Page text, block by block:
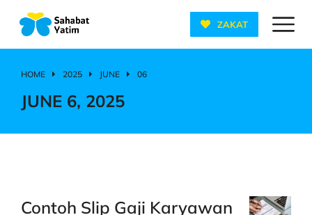
ZAKAT
You are here:
HOME 2025 JUNE 06
JUNE 6, 2025
Contoh Slip Gaji Karyawan